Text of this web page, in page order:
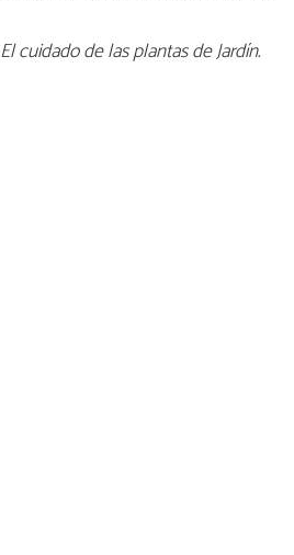
El cuidado de las plantas de Jardín.